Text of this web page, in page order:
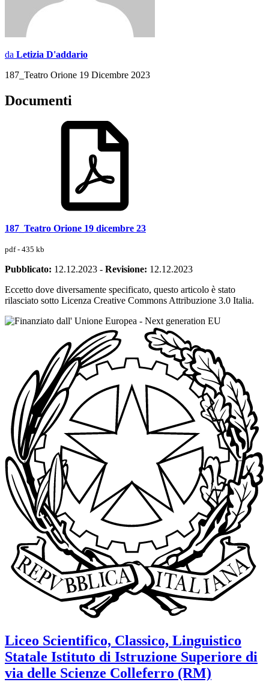
da Letizia D'addario
187_Teatro Orione 19 Dicembre 2023
Documenti
187_Teatro Orione 19 dicembre 23
pdf - 435 kb
Pubblicato: 12.12.2023 - Revisione: 12.12.2023
Eccetto dove diversamente specificato, questo articolo è stato
rilasciato sotto Licenza Creative Commons Attribuzione 3.0 Italia.
Liceo Scientifico, Classico, Linguistico
Statale Istituto di Istruzione Superiore di
via delle Scienze Colleferro (RM)